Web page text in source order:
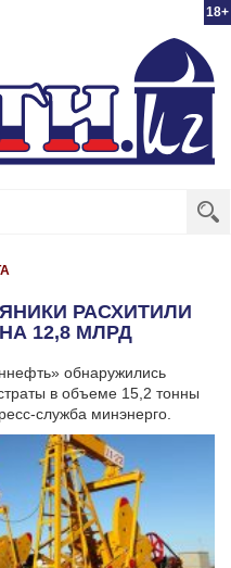
18+
РАСХИТИЛИ
12,8 МЛРД
обнаружились
в объеме 15,2 тонны
служба минэнерго.